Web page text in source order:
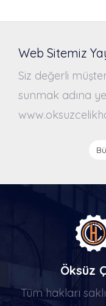
Web Sitemiz
Siz değerli
sunmak adına
Öksüz
Tüm hakları